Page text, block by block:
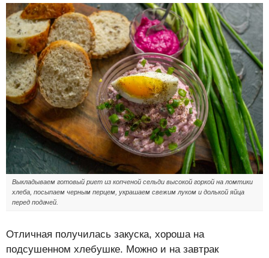
Выкладываем готовый риет из копченой сельди высокой горкой на ломтики
хлеба, посыпаем черным перцем, украшаем свежим луком и долькой яйца
перед подачей.
Отличная получилась закуска, хороша на
подсушенном хлебушке. Можно и на завтрак